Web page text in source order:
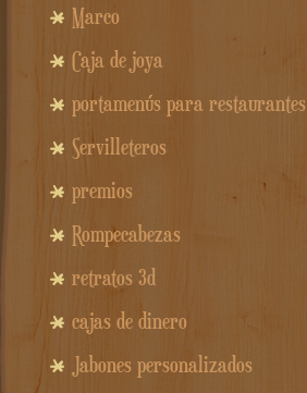
Marco
Caja de joya
portamenús para restaurantes
Servilleteros
premios
Rompecabezas
retratos 3d
cajas de dinero
Jabones personalizados